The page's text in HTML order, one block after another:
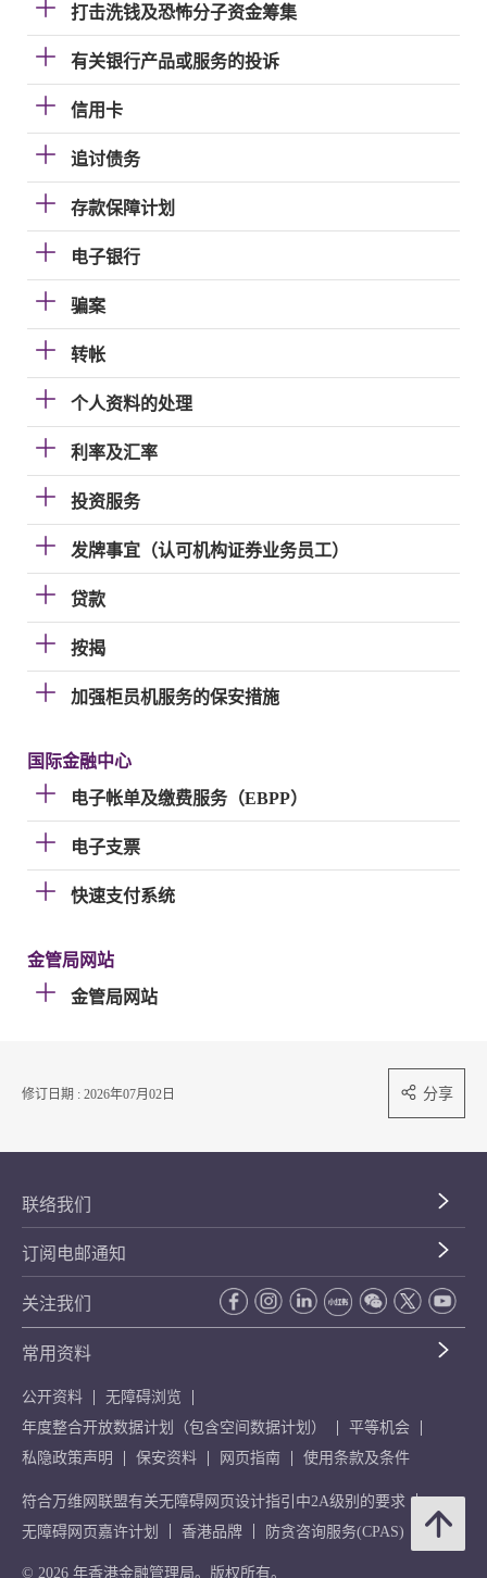
打击洗钱及恐怖分子资金筹集
有关银行产品或服务的投诉
信用卡
追讨债务
存款保障计划
电子银行
骗案
转帐
个人资料的处理
利率及汇率
投资服务
发牌事宜（认可机构证券业务员工）
贷款
按揭
加强柜员机服务的保安措施
国际金融中心
电子帐单及缴费服务（EBPP）
电子支票
快速支付系统
金管局网站
金管局网站
修订日期 : 2026年07月02日 分享
联络我们
订阅电邮通知
关注我们
常用资料
公开资料
无障碍浏览
年度整合开放数据计划（包含空间数据计划）
平等机会
私隐政策声明
保安资料 网页指南 使用条款及条件
符合万维网联盟有关无障碍网页设计指引中2A级别的要求
无障碍网页嘉许计划
香港品牌 防贪咨询服务(CPAS)
© 2026 年香港金融管理局。版权所有。